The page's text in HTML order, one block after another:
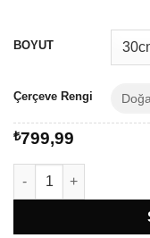
BOYUT
Çerçeve Rengi
₺799,99
Babalar Gününe